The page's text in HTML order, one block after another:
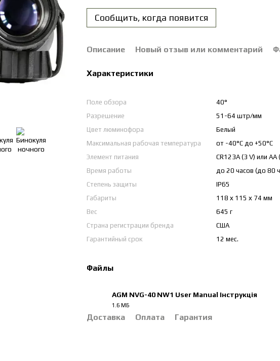
Сообщить, когда появится
Описание Новый отзыв или комментарий
Характеристики
Поле обзора
40°
Разрешение
51-64 штр/мм
Цвет люминофора
Белый
Максимальная рабочая температура
от -40°C до +50°C
Элемент питания
CR123A (3 V) или AA
Время работы
до 20 часов (до 80
Степень защиты
IP65
Габариты
118 х 115 х 74 мм
Вес
645 г
Страна регистрации бренда
США
Гарантийный срок
12 мес.
Файлы
AGM NVG-40 NW1 User Manual Інструкція
1.6 МБ
Доставка Оплата Гарантия